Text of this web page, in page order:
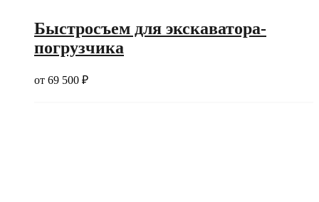
Быстросъем для экскаватора-
погрузчика
от 69 500 ₽